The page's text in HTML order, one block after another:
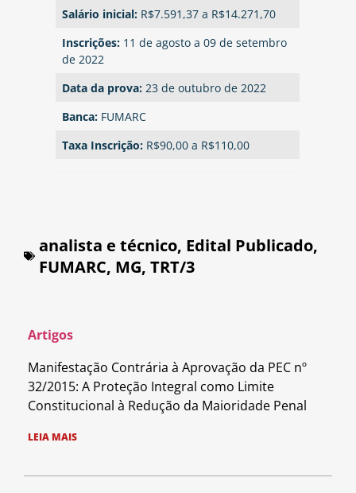
Salário inicial: R$7.591,37 a R$14.271,70
Inscrições: 11 de agosto a 09 de setembro
de 2022
Data da prova:23 de outubro de 2022
Banca: FUMARC
Taxa Inscrição: R$90,00 a R$110,00
analista e técnico, Edital Publicado,
FUMARC, MG, TRT/3
Artigos
Manifestação Contrária à Aprovação da PEC nº
32/2015: A Proteção Integral como Limite
Constitucional à Redução da Maioridade Penal
LEIA MAIS